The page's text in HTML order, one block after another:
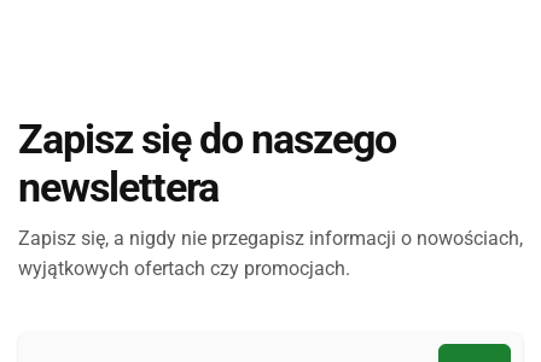
Zapisz się do naszego
newslettera
Zapisz się, a nigdy nie przegapisz informacji o nowościach,
wyjątkowych ofertach czy promocjach.